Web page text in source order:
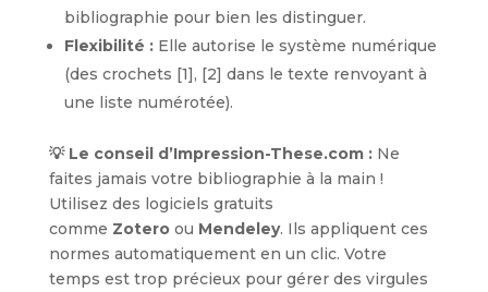
bibliographie pour bien les distinguer.
Flexibilité :Elle autorise le système numérique
(des crochets [1], [2] dans le texte renvoyant à
une liste numérotée).
💡 Le conseil d’Impression-These.com :Ne
faites jamais votre bibliographie à la main !
Utilisez des logiciels gratuits
comme Zoteroou Mendeley. Ils appliquent ces
normes automatiquement en un clic. Votre
temps est trop précieux pour gérer des virgules